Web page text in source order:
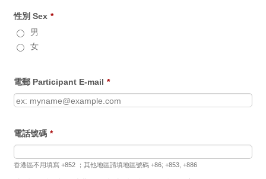
性別 Sex *
男
女
電郵 Participant E-mail *
電話號碼 *
香港區不用填寫 +852 ；其他地區請填地區號碼 +86; +853, +886